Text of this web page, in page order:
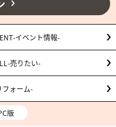
護法を遵守し、お客様のプラ
ることを規約などで義務づけ
及び以下のいずれかに該当す
イベント情報
売りたい
ォーム
版